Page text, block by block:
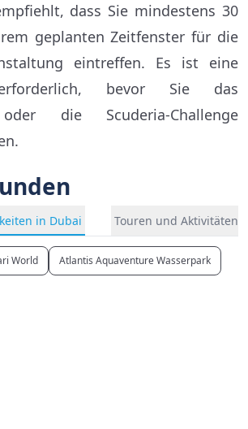
dass Sie mindestens 30
geplanten Zeitfenster für die
eintreffen. Es ist eine
bevor Sie das
die Scuderia-Challenge
in Dubai Touren und Aktivitäten
World Atlantis Aquaventure Wasserpark